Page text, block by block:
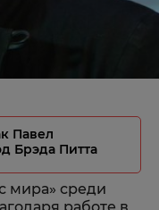
Павел
Брэда Питта
мира» среди